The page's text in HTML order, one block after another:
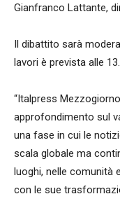
Gianfranco Lattante,
Il dibattito sarà
lavori è prevista alle 13.
“Italpress
approfondimento sul
una fase in cui le
scala globale ma
luoghi, nelle comunità
con le sue